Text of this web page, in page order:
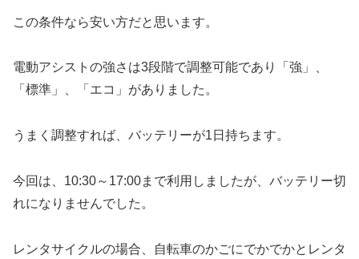
この条件なら安い方だと思います。
電動アシストの強さは3段階で調整可能であり「強」、
「標準」、「エコ」がありました。
うまく調整すれば、バッテリーが1日持ちます。
今回は、10:30～17:00まで利用しましたが、バッテリー切
れになりませんでした。
レンタサイクルの場合、自転車のかごにでかでかとレンタ